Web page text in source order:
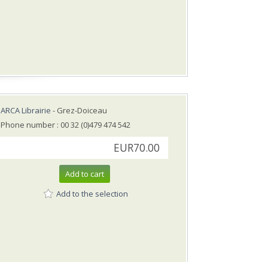
ARCA Librairie - Grez-Doiceau
Phone number : 00 32 (0)479 474 542
EUR70.00
Add to cart
Add to the selection